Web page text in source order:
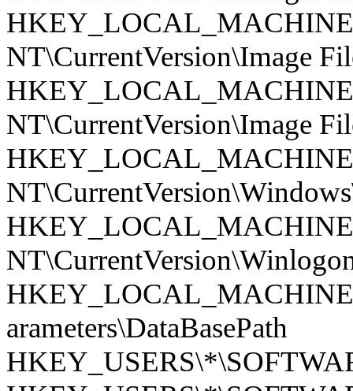
NT\CurrentVersion\Image
NT\CurrentVersion\Image
­arameters\DataBasePath